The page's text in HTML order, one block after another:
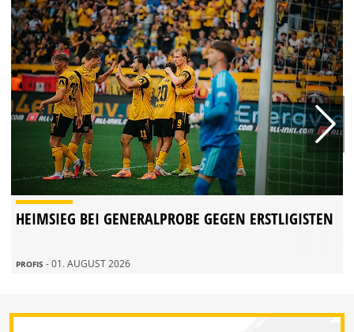
HEIMSIEG BEI GENERALPROBE GEGEN ERSTLIGISTEN
PROFIS - 01. AUGUST 2026